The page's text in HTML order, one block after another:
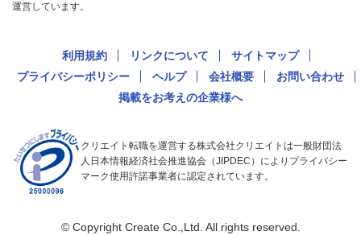
運営しています。
利用規約 リンクについて
サイトマップ
プライバシーポリシー
ヘルプ 会社概要
お問い合わせ
掲載をお考えの企業様へ
クリエイト転職を運営する株式会社クリエイトは一般財団法
人日本情報経済社会推進協会（JIPDEC）によりプライバシー
マーク使用許諾事業者に認定されています。
© Copyright Create Co.,Ltd. All rights reserved.